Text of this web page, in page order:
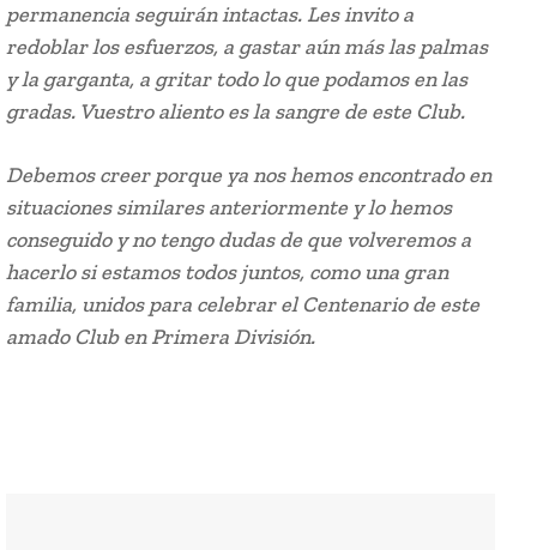
permanencia seguirán intactas. Les invito a
redoblar los esfuerzos, a gastar aún más las palmas
y la garganta, a gritar todo lo que podamos en las
gradas. Vuestro aliento es la sangre de este Club.
Debemos creer porque ya nos hemos encontrado en
situaciones similares anteriormente y lo hemos
conseguido y no tengo dudas de que volveremos a
hacerlo si estamos todos juntos, como una gran
familia, unidos para celebrar el Centenario de este
amado Club en Primera División.